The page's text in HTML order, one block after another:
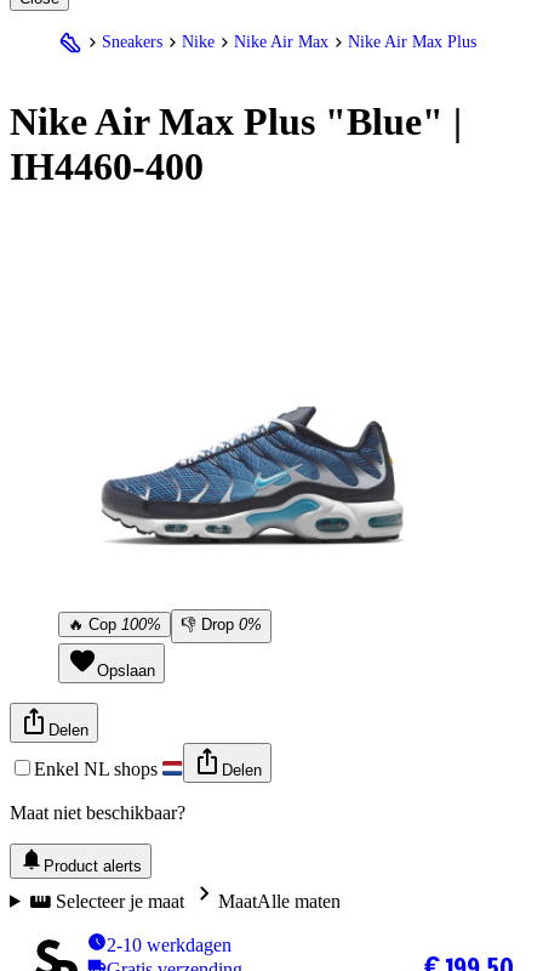
Sneakers Nike Nike Air Max Nike Air Max Plus
NikeAir Max Plus "Blue" |
IH4460-400
🔥 Cop 100% 👎 Drop 0%
Opslaan
Delen
Enkel NL shops Delen
Maat niet beschikbaar?
Product alerts
Selecteer je maat MaatAlle maten
2-10 werkdagen